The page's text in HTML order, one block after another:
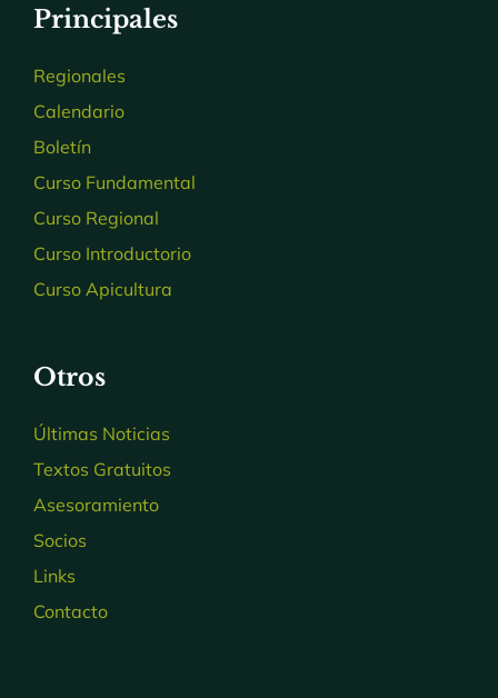
Principales
Regionales
Calendario
Boletín
Curso Fundamental
Curso Regional
Curso Introductorio
Curso Apicultura
Otros
Últimas Noticias
Textos Gratuitos
Asesoramiento
Socios
Links
Contacto